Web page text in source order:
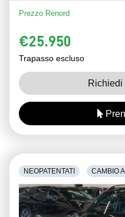
Prezzo Renord
€25.950
Trapasso escluso
Richiedi
NEOPATENTATI CAMBIO